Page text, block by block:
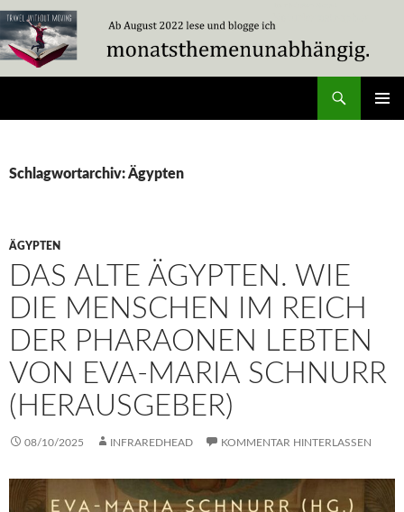
Zum
Inhalt
springen
Schlagwortarchiv: Ägypten
ÄGYPTEN
DAS ALTE ÄGYPTEN. WIE
DIE MENSCHEN IM REICH
DER PHARAONEN LEBTEN
VON EVA-MARIA SCHNURR
(HERAUSGEBER)
08/10/2025 INFRAREDHEAD KOMMENTAR HINTERLASSEN